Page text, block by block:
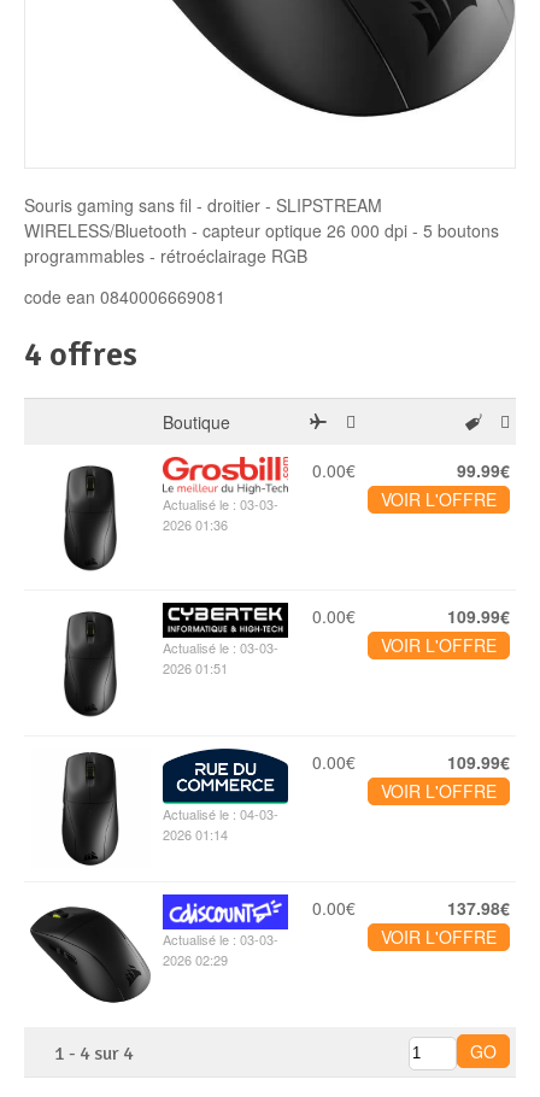
Souris gaming sans fil - droitier - SLIPSTREAM
WIRELESS/Bluetooth - capteur optique 26 000 dpi - 5 boutons
programmables - rétroéclairage RGB
code ean 0840006669081
4 offres
Boutique
Actualisé le : 03-03-
2026 01:36
0.00€
99.99€
VOIR L'OFFRE
Actualisé le : 03-03-
2026 01:51
0.00€
109.99€
VOIR L'OFFRE
Actualisé le : 04-03-
2026 01:14
0.00€
109.99€
VOIR L'OFFRE
Actualisé le : 03-03-
2026 02:29
0.00€
137.98€
VOIR L'OFFRE
1 - 4 sur 4